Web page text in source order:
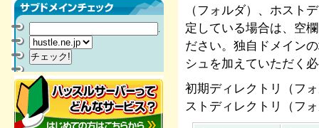
.
（フォルダ）、ホスト
定している場合は、空
ださい。独自ドメイン
シュを加えていただく
初期ディレクトリ（フ
ストディレクトリ（フ